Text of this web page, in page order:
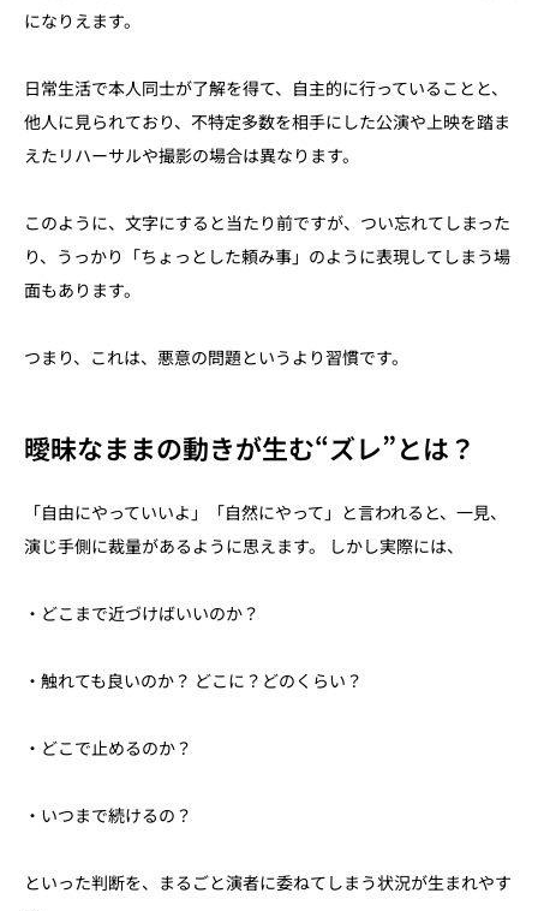
になりえます。
日常生活で本人同士が了解を得て、自主的に行っていることと、
他人に見られており、不特定多数を相手にした公演や上映を踏ま
えたリハーサルや撮影の場合は異なります。
このように、文字にすると当たり前ですが、つい忘れてしまった
り、うっかり「ちょっとした頼み事」のように表現してしまう場
面もあります。
つまり、これは、悪意の問題というより習慣です。
曖昧なままの動きが生む“ズレ”とは？
「自由にやっていいよ」「自然にやって」と言われると、一見、
演じ手側に裁量があるように思えます。 しかし実際には、
・どこまで近づけばいいのか？
・触れても良いのか？ どこに？どのくらい？
・どこで止めるのか？
・いつまで続けるの？
といった判断を、まるごと演者に委ねてしまう状況が生まれやす